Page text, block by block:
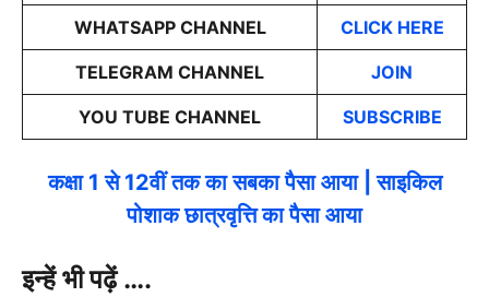
WHATSAPP CHANNEL CLICK HERE
TELEGRAM CHANNEL JOIN
YOU TUBE CHANNEL SUBSCRIBE
कक्षा 1 से 12वीं तक का सबका पैसा आया | साइकिल
पोशाक छात्रवृत्ति का पैसा आया
इन्हें भी पढ़ें ….